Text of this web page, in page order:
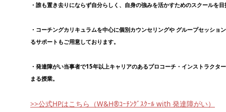
・誰も置き去りにならず自分らしく、自身の強みを活かすためのスクールを
・コーチングカリキュラムを中心に個別カウンセリングや グループセッショ
るサポートもご用意しております。
・発達障がい当事者で15年以上キャリアのあるプロコーチ・インストラクタ
まる授業。
>>公式HPはこちら（W&H®ｺｰﾁﾝｸﾞｽｸｰﾙ with 発達障がい）